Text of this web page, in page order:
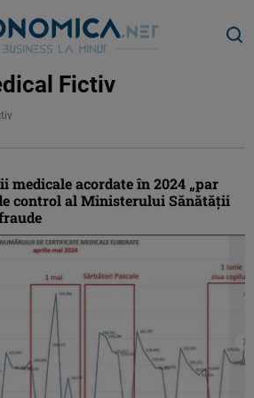
Fictiv
medicale acordate în 2024 „par
control al Ministerului Sănătăţii